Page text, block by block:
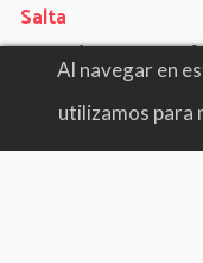
Precios por
salteño
enfrenta
Salta
Al navegar en
utilizamos para
Escuchar